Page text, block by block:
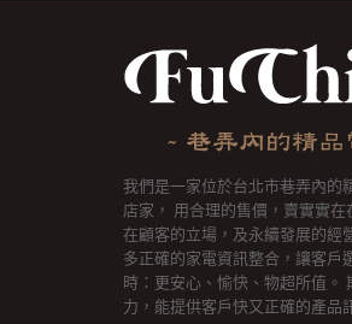
我們是一家位於台北市巷弄內的
店家， 用合理的售價，賣實實在
在顧客的立場，及永續發展的經
多正確的家電資訊整合，讓客戶
時：更安心、愉快、物超所值。
力，能提供客戶快又正確的產品